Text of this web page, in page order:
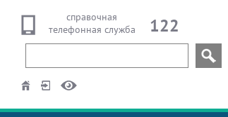
справочная
телефонная служба
122